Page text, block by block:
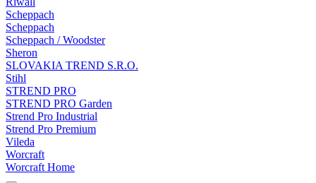
Scheppach
Scheppach
Scheppach / Woodster
Sheron
SLOVAKIA TREND S.R.O.
Stihl
STREND PRO
STREND PRO Garden
Strend Pro Industrial
Strend Pro Premium
Vileda
Worcraft
Worcraft Home